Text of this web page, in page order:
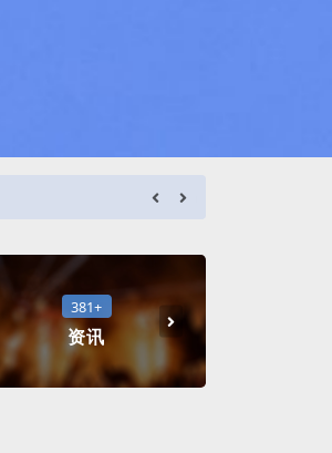
381+
资讯